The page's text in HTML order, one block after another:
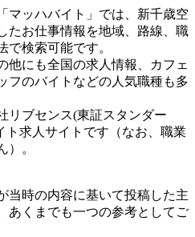
マッハバイト」では、新千歳空
たお仕事情報を地域、路線、職
で検索可能です。
他にも全国の求人情報、カフェ
フのバイトなどの人気職種も多
リブセンス(東証スタンダー
ト求人サイトです（なお、職業
）。
当時の内容に基いて投稿した主
あくまでも一つの参考としてご